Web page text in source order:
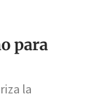
para
la